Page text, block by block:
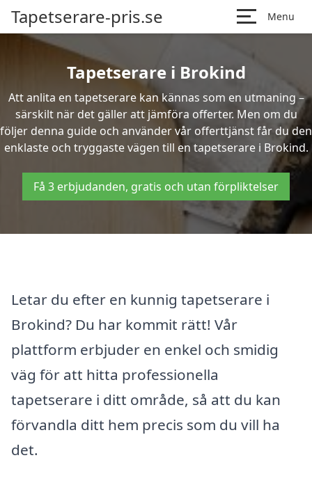
Tapetserare-pris.se Menu
Tapetserare i Brokind
Att anlita en tapetserare kan kännas som en utmaning –
särskilt när det gäller att jämföra offerter. Men om du
följer denna guide och använder vår offerttjänst får du den
enklaste och tryggaste vägen till en tapetserare i Brokind.
Få 3 erbjudanden, gratis och utan förpliktelser
Letar du efter en kunnig tapetserare i
Brokind? Du har kommit rätt! Vår
plattform erbjuder en enkel och smidig
väg för att hitta professionella
tapetserare i ditt område, så att du kan
förvandla ditt hem precis som du vill ha
det.